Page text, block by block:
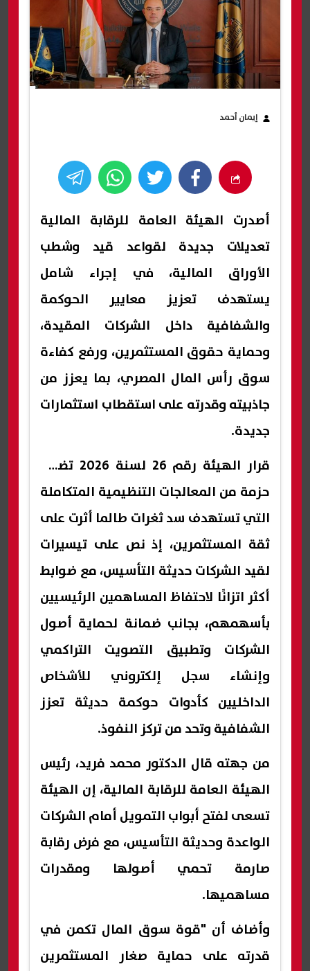
إيمان أحمد
أصدرت الهيئة العامة للرقابة المالية
تعديلات جديدة لقواعد قيد وشطب
الأوراق المالية، في إجراء شامل
يستهدف تعزيز معايير الحوكمة
والشفافية داخل الشركات المقيدة،
وحماية حقوق المستثمرين، ورفع كفاءة
سوق رأس المال المصري، بما يعزز من
جاذبيته وقدرته على استقطاب استثمارات
جديدة.
قرار الهيئة رقم 26 لسنة 2026 تضمن
حزمة من المعالجات التنظيمية المتكاملة
التي تستهدف سد ثغرات طالما أثرت على
ثقة المستثمرين، إذ نص على تيسيرات
لقيد الشركات حديثة التأسيس، مع ضوابط
أكثر اتزانًا لاحتفاظ المساهمين الرئيسيين
بأسهمهم، بجانب ضمانة لحماية أصول
الشركات وتطبيق التصويت التراكمي
وإنشاء سجل إلكتروني للأشخاص
الداخليين كأدوات حوكمة حديثة تعزز
الشفافية وتحد من تركز النفوذ.
من جهته قال الدكتور محمد فريد، رئيس
الهيئة العامة للرقابة المالية، إن الهيئة
تسعى لفتح أبواب التمويل أمام الشركات
الواعدة وحديثة التأسيس، مع فرض رقابة
صارمة تحمي أصولها ومقدرات
مساهميها.
وأضاف أن "قوة سوق المال تكمن في
قدرته على حماية صغار المستثمرين